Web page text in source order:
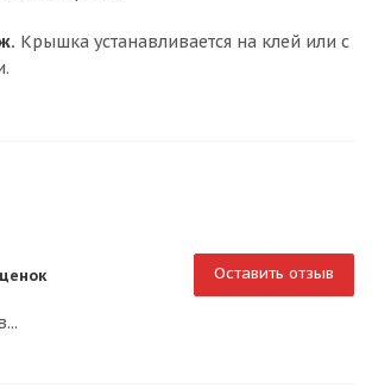
Крышка устанавливается на клей или с
Оставить отзыв